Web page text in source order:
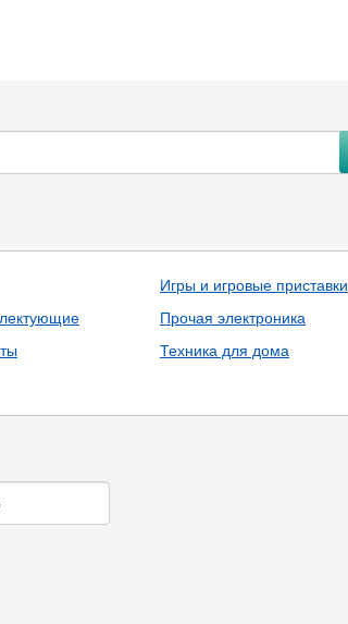
Игры и игровые приставки
Прочая электроника
Техника для дома